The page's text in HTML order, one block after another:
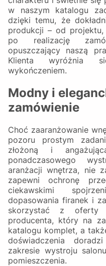
w naszym katalogu
dzięki temu, że
produkcji – od
po realizację
opuszczający naszą
Klienta wyróżnia
wykończeniem.
Modny i
zamówienie
Choć zaaranżowanie
pozoru prostym
złożoną i
ponadczasowego
aranżacji wnętrza, nie
zapewni ochronę
ciekawskimi
dopasowania firanek i
skorzystać z oferty
producenta, który na
katalogu komplet, a
doświadczenia
zakresie wystroju
pomieszczenia.